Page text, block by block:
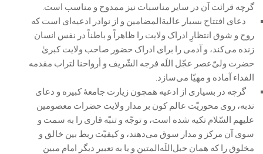
گرچه قرائت آن در سایر مناسبات نیز ممدوح و مناسب است.
دعای افتتاح بسیار عالیة‌المضامین و از نوادر ادعیه‌ای است که
روح و شوق انتظارِ ادراک ولایت را ظاهراً و باطناً در نفس انسان
زنده می‌کند، و آدمی را برای ادراک حضور صاحب ولایت کبریٰ
حضرت ولیّ‌عصر عجّل اللَه فرجه الشّریف و أرواحنا لتراب مقدمه
الفداء آماده و مهیّا می‌سازد.
گرچه در بسیاری از ادعیه همچون زیارت جامعۀ کبیره و دعای
ندبه، روی محوریّت عالم کون بر مدار ولایت حضرات معصومین
علیهم السّلام تکیه شده است، و توجّه و تنبّه قاری را به سمت و
سوی آن مرکز و مدار سوق می‌دهند، و کیفیّت ربط بین خالق و
مخلوق را که همان حبل‌اللَه‌المتین و یا به تعبیر دیگر امام مبین